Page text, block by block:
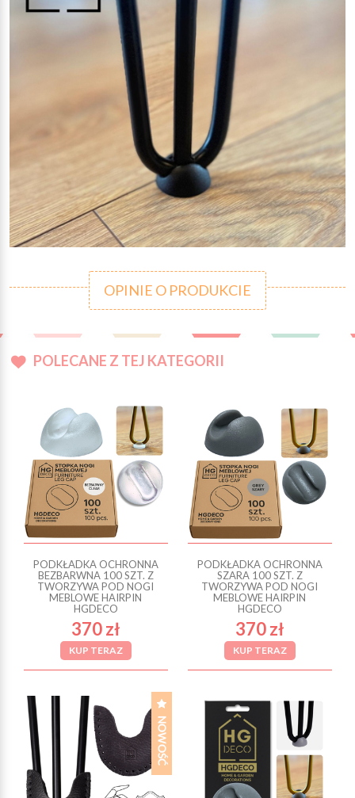
OPINIE O PRODUKCIE
POLECANE Z TEJ KATEGORII
PODKŁADKA OCHRONNA
BEZBARWNA 100 SZT. Z
TWORZYWA POD NOGI
MEBLOWE HAIRPIN
HGDECO
370 zł
KUP TERAZ
PODKŁADKA OCHRONNA
SZARA 100 SZT. Z
TWORZYWA POD NOGI
MEBLOWE HAIRPIN
HGDECO
370 zł
KUP TERAZ